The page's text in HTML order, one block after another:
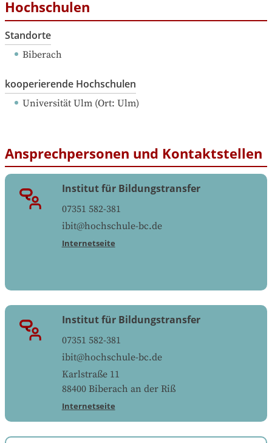
Hochschulen
Standorte
Biberach
kooperierende Hochschulen
Universität Ulm (Ort: Ulm)
Ansprechpersonen und Kontaktstellen
Institut für Bildungstransfer
07351 582-381
ibit@hochschule-bc.de
Internetseite
Institut für Bildungstransfer
07351 582-381
ibit@hochschule-bc.de
Karlstraße 11
88400 Biberach an der Riß
Internetseite